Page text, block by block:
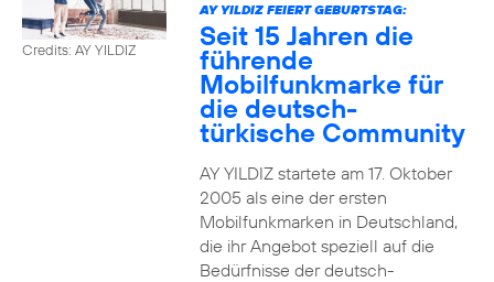
Credits: AY YILDIZ
AY YILDIZ FEIERT GEBURTSTAG:
Seit 15 Jahren die
führende
Mobilfunkmarke für
die deutsch-
türkische Community
AY YILDIZ startete am 17. Oktober
2005 als eine der ersten
Mobilfunkmarken in Deutschland,
die ihr Angebot speziell auf die
Bedürfnisse der deutsch-